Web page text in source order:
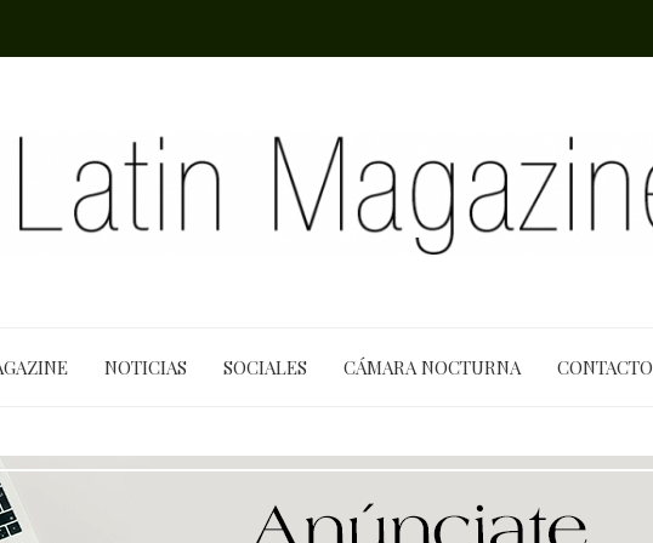
NOTICIAS SOCIALES CÁMARA NOCTURNA CONTACTO